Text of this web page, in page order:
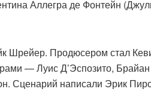
Аллегра де Фонтейн
Шрейер. Продюсером стал
— Луис Д’Эспозито,
Сценарий написали Эрик